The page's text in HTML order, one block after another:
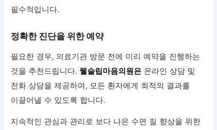
필수적입니다.
정확한 진단을 위한 예약
필요한 경우, 의료기관 방문 전에 미리 예약을 진행하는
것을 추천드립니다. 웰슬립마음의원은 온라인 상담 및
전화 상담을 제공하여, 모든 환자에게 최적의 결과를
이끌어낼 수 있도록 합니다.
지속적인 관심과 관리로 보다 나은 수면 질 향상을 위한